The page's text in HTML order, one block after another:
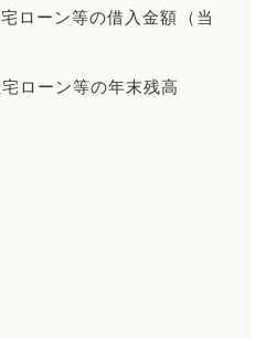
ローン等の借入金額（当
ローン等の年末残高